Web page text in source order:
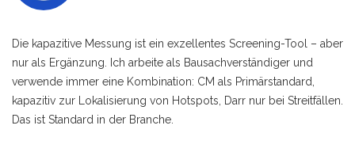
Die kapazitive Messung ist ein exzellentes Screening-Tool – aber
nur als Ergänzung. Ich arbeite als Bausachverständiger und
verwende immer eine Kombination: CM als Primärstandard,
kapazitiv zur Lokalisierung von Hotspots, Darr nur bei Streitfällen.
Das ist Standard in der Branche.